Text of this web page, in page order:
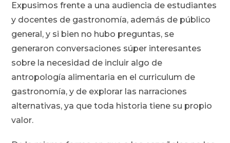
Expusimos frente a una audiencia de estudiantes
y docentes de gastronomía, además de público
general, y si bien no hubo preguntas, se
generaron conversaciones súper interesantes
sobre la necesidad de incluir algo de
antropología alimentaria en el curriculum de
gastronomía, y de explorar las narraciones
alternativas, ya que toda historia tiene su propio
valor.